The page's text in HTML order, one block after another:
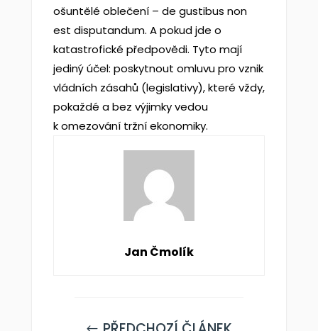
ošuntělé oblečení – de gustibus non
est disputandum. A pokud jde o
katastrofické předpovědi. Tyto mají
jediný účel: poskytnout omluvu pro vznik
vládních zásahů (legislativy), které vždy,
pokaždé a bez výjimky vedou
k omezování tržní ekonomiky.
Jan Čmolík